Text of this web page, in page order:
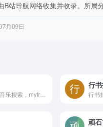
站导航网络收集并收录。所属
月09日
行
顽